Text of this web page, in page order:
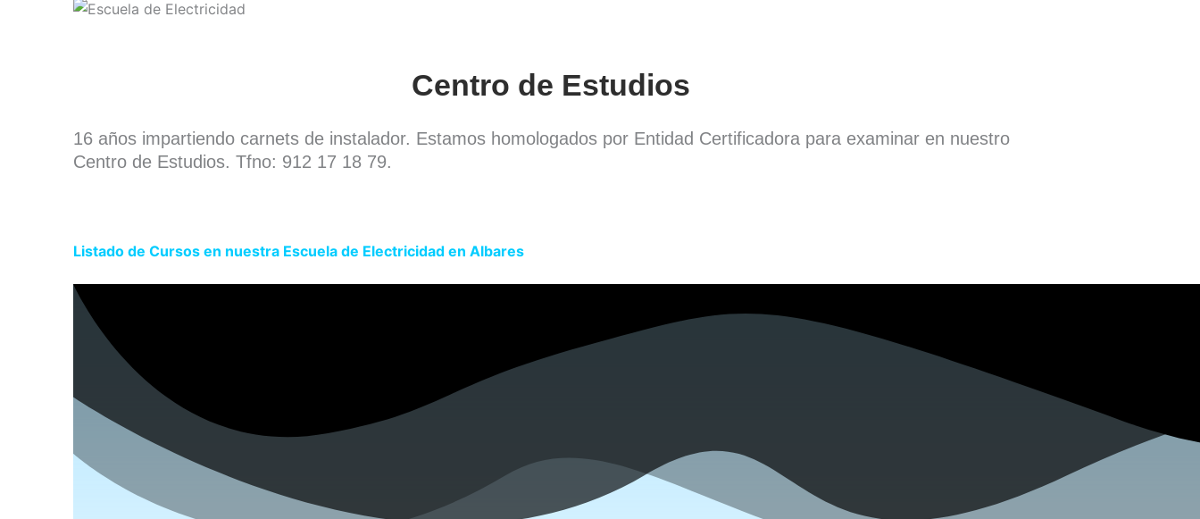
Centro de Estudios
16 años impartiendo carnets de instalador. Estamos homologados por Entidad Certificadora para examinar en nuestro
Centro de Estudios. Tfno: 912 17 18 79.
Listado de Cursos en nuestra Escuela de Electricidad en Albares